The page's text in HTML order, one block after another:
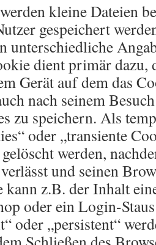
kleine Dateien
gespeichert
unterschiedliche
dient primär dazu,
Gerät auf dem das
nach seinem
zu speichern. Als
oder „transiente
werden,
und seinen
kann z.B. der Inhalt
oder ein Login-
oder „persistent“